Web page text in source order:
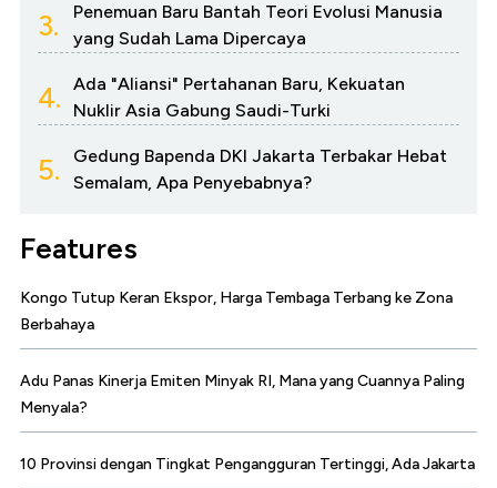
3.
Penemuan Baru Bantah Teori Evolusi Manusia
yang Sudah Lama Dipercaya
4.
Ada "Aliansi" Pertahanan Baru, Kekuatan
Nuklir Asia Gabung Saudi-Turki
5.
Gedung Bapenda DKI Jakarta Terbakar Hebat
Semalam, Apa Penyebabnya?
Features
Kongo Tutup Keran Ekspor, Harga Tembaga Terbang ke Zona
Berbahaya
Adu Panas Kinerja Emiten Minyak RI, Mana yang Cuannya Paling
Menyala?
10 Provinsi dengan Tingkat Pengangguran Tertinggi, Ada Jakarta